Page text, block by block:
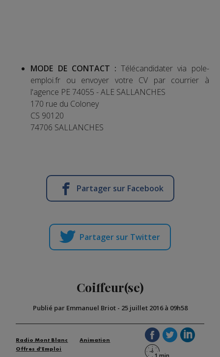
MODE DE CONTACT :Télécandidater via pole-
emploi.fr ou envoyer votre CV par courrier à
l'agence PE 74055 - ALE SALLANCHES
170 rue du Coloney
CS 90120
74706 SALLANCHES
Partager sur Facebook
Partager sur Twitter
Coiffeur(se)
Publié par Emmanuel Briot- 25 juillet 2016 à 09h58
Radio Mont Blanc
Animation
Offres d'Emploi